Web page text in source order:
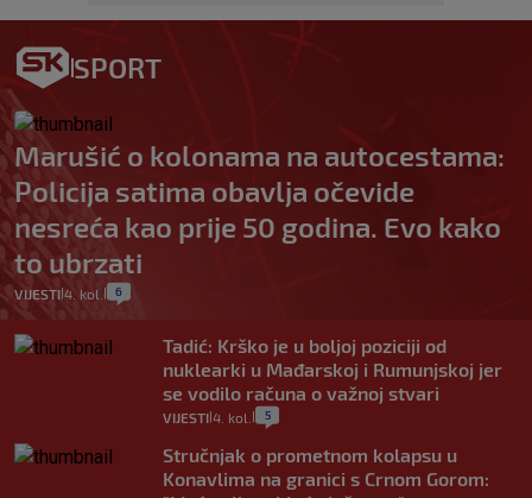
SPORT
Marušić o kolonama na autocestama:
Policija satima obavlja očevide
nesreća kao prije 50 godina. Evo kako
to ubrzati
VIJESTI 4. kol. 6
Tadić: Krško je u boljoj poziciji od
nuklearki u Mađarskoj i Rumunjskoj jer
se vodilo računa o važnoj stvari
VIJESTI 4. kol. 5
Stručnjak o prometnom kolapsu u
Konavlima na granici s Crnom Gorom: